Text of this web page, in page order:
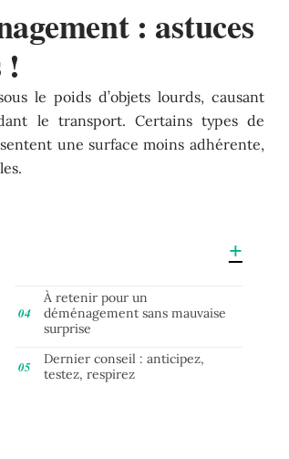
: astuces
!
le poids d’objets lourds, causant
le transport. Certains types de
une surface moins adhérente,
À retenir pour un
déménagement sans mauvaise
surprise
Dernier conseil : anticipez,
testez, respirez